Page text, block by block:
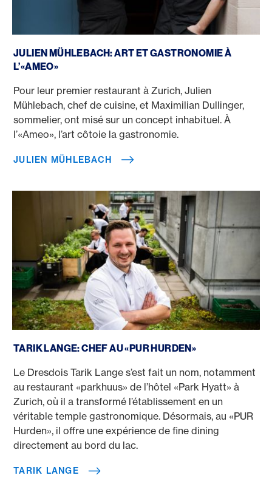
JULIEN MÜHLEBACH: ART ET GASTRONOMIE À
L’«AMEO»
Pour leur premier restaurant à Zurich, Julien
Mühlebach, chef de cuisine, et Maximilian Dullinger,
sommelier, ont misé sur un concept inhabituel. À
l’«Ameo», l’art côtoie la gastronomie.
JULIEN MÜHLEBACH
TARIK LANGE: CHEF AU «PUR HURDEN»
Le Dresdois Tarik Lange s’est fait un nom, notamment
au restaurant «parkhuus» de l’hôtel «Park Hyatt» à
Zurich, où il a transformé l’établissement en un
véritable temple gastronomique. Désormais, au «PUR
Hurden», il offre une expérience de fine dining
directement au bord du lac.
TARIK LANGE